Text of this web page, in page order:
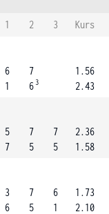
1 2 3
Kurs
6
1
7
6 3
1.56
2.43
5
7
7
5
7
5
2.36
1.58
3
6
7
5
6
1
1.73
2.10